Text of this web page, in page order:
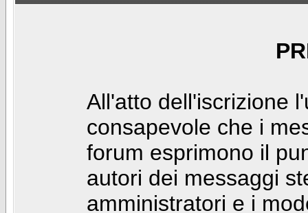
All'atto dell'iscrizione
consapevole che i
forum esprimono il
autori dei messaggi
amministratori e i